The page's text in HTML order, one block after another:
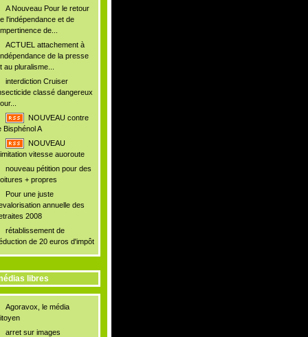
A Nouveau Pour le retour
l'indépendance et de
de...
ACTUEL attachement à
de la presse
au pluralisme...
interdiction Cruiser
classé dangereux
NOUVEAU contre
Bisphénol A
NOUVEAU
vitesse auoroute
nouveau pétition pour des
+ propres
Pour une juste
annuelle des
2008
rétablissement de
de 20 euros d'impôt
libres
Agoravox, le média
arret sur images